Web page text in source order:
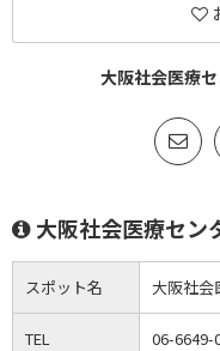
大阪社会医療
大阪社会医療セン
スポット名 大阪社会
TEL 06-6649-